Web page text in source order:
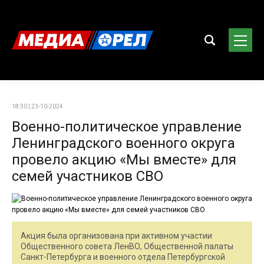
18:30 | 23-10-2024
Военно-политическое управление
Ленинградского военного округа
провело акцию «Мы вместе» для
семей участников СВО
Акция была организована при активном участии
Общественного совета ЛенВО, Общественной палаты
Санкт-Петербурга и военного отдела Петербургской